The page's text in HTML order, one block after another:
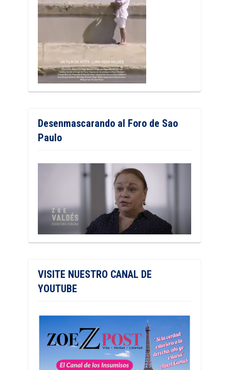
Desenmascarando al Foro de Sao
Paulo
VISITE NUESTRO CANAL DE
YOUTUBE